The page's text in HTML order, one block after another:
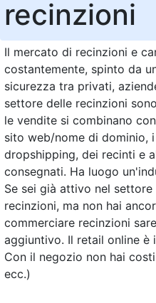
recinzioni
Il mercato di recinzioni e
costantemente, spinto da
sicurezza tra privati,
settore delle recinzioni
le vendite si combinano
sito web/nome di dominio,
dropshipping, dei recinti e
consegnati. Ha luogo
Se sei già attivo nel
recinzioni, ma non hai
commerciare recinzioni
aggiuntivo. Il retail online è
Con il negozio non hai
ecc.)